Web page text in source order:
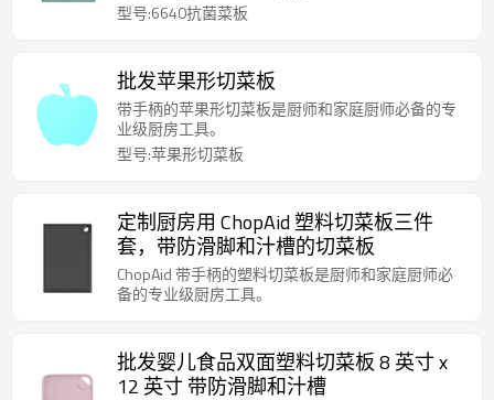
型号:6640抗菌菜板
批发苹果形切菜板
带手柄的苹果形切菜板是厨师和家庭厨师必备的专
业级厨房工具。
型号:苹果形切菜板
定制厨房用 ChopAid 塑料切菜板三件
套，带防滑脚和汁槽的切菜板
ChopAid 带手柄的塑料切菜板是厨师和家庭厨师必
备的专业级厨房工具。
批发婴儿食品双面塑料切菜板 8 英寸 x
12 英寸 带防滑脚和汁槽